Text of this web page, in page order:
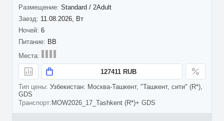
11.08.2026, Вт
6
Standard / 2Adult
BB
127411 RUB
Узбекистан: Москва-Ташкент, "Ташкент, сити" (R*),
GDS
MOW2026_17_Tashkent (R*)+ GDS